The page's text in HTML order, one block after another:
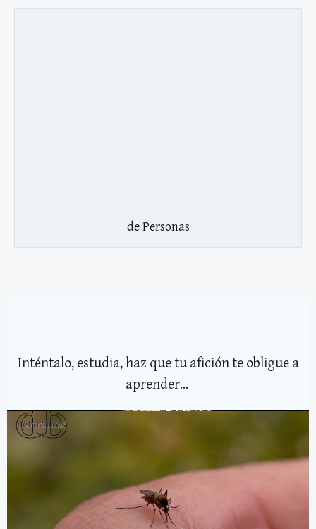
de Personas
Inténtalo, estudia, haz que tu afición te obligue a
aprender...